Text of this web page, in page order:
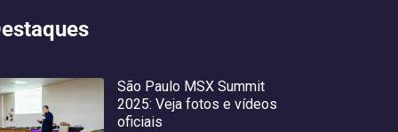
São Paulo MSX Summit
2025: Veja fotos e vídeos
oficiais